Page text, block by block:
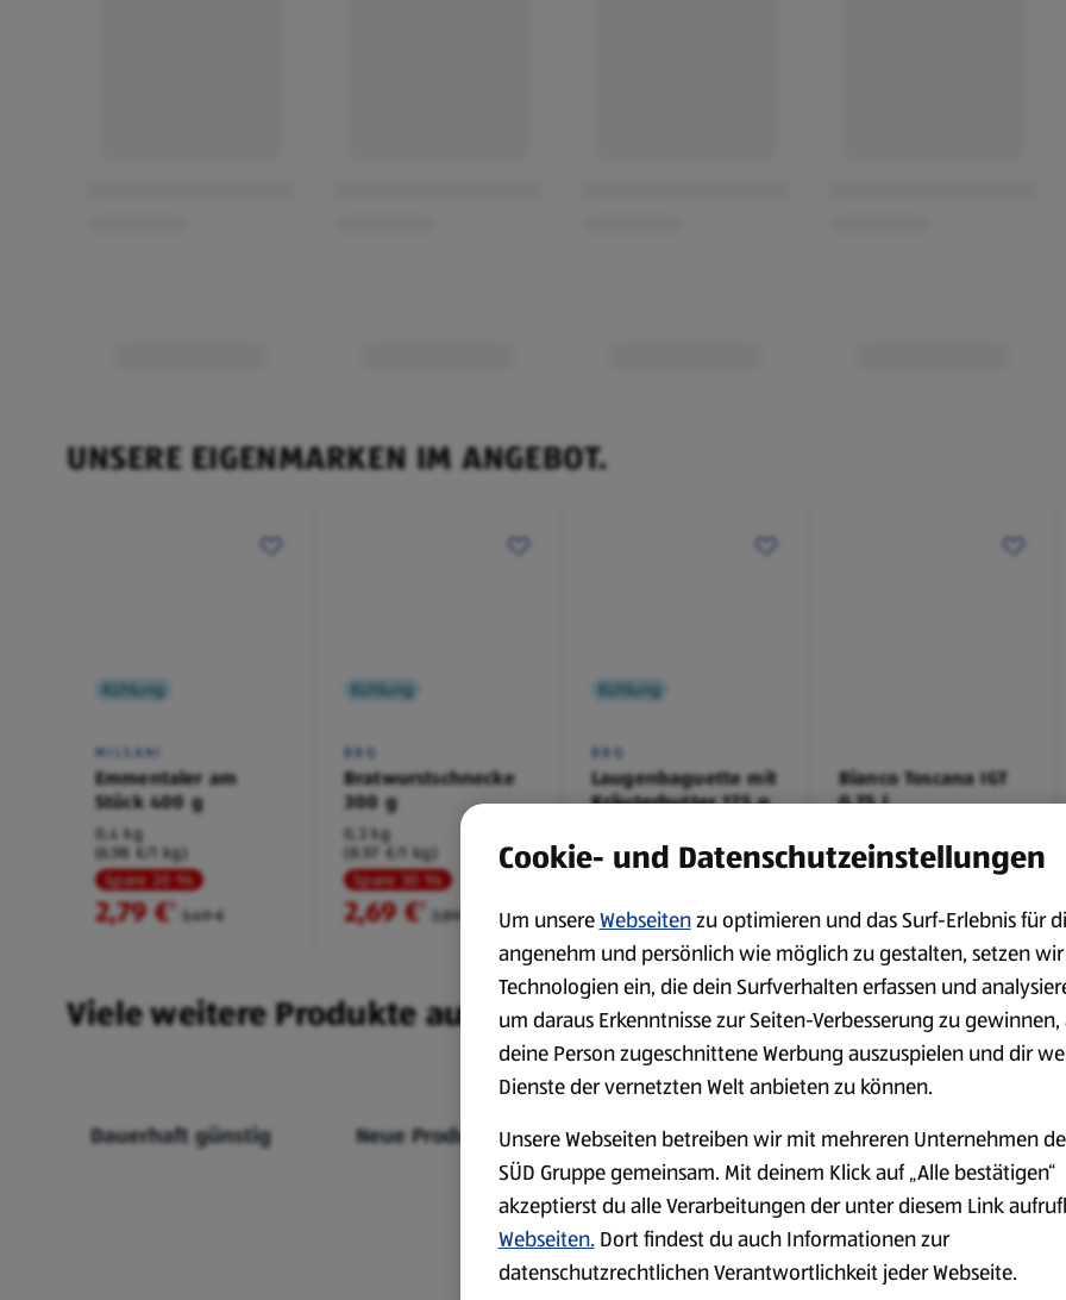
UNSERE EIGENMARKEN IM ANGEBOT.
Kühlung
MILSANI
Emmentaler am
Stück 400 g
0,4 kg
(6,98 €/1 kg)
Spare 20 %
2,79 €² 3,49 €
Kühlung
BBQ
Bratwurstschnecke
300 g
0,3 kg
(8,97 €/1 kg)
Spare 30 %
2,69 €² 3,89 €
Kühlung
BBQ
Laugenbaguette mit
Kräuterbutter 175 g
(4,51 €/1 kg)
0,79 € 1,29 €
Bianco Toscana IGT
0,75 l
(3,72 €/1 l)
2,79 € 3,49 €
Viele weitere Produkte aus unserem Sortiment.
Dauerhaft günstig Neue Produkte Markenprodukte Bio-Produkte
Cookie- und Datenschutzeinstellungen
Um unsereWebseitenzu optimieren und das Surf-Erlebnis für
angenehm und persönlich wie möglich zu gestalten, setzen wir
Technologien ein, die dein Surfverhalten erfassen und
um daraus Erkenntnisse zur Seiten-Verbesserung zu gewinnen,
deine Person zugeschnittene Werbung auszuspielen und dir
Dienste der vernetzten Welt anbieten zu können.
Unsere Webseiten betreiben wir mit mehreren Unternehmen
SÜD Gruppe gemeinsam. Mit deinem Klick auf „Alle bestätigen“
akzeptierst du alle Verarbeitungen der unter diesem Link
Webseiten. Dort findest du auch Informationen zur
datenschutzrechtlichen Verantwortlichkeit jeder Webseite.